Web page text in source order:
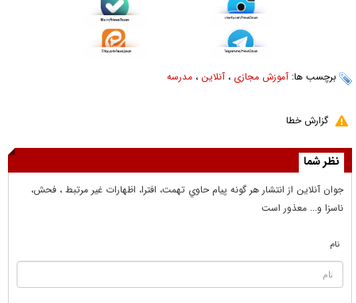
برچسب ها: آموزش مجازی ، آنلاین ، مدرسه
گزارش خطا
نظر شما
جوان آنلاين از انتشار هر گونه پيام حاوي تهمت، افترا، اظهارات غير مرتبط ، فحش،
ناسزا و... معذور است
نام